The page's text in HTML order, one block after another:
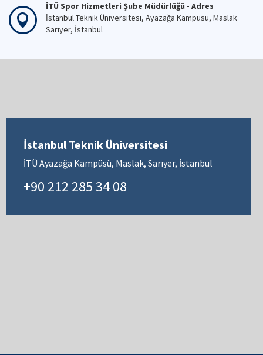
İTÜ Spor Hizmetleri Şube Müdürlüğü - Adres
İstanbul Teknik Üniversitesi, Ayazağa Kampüsü, Maslak
Sarıyer, İstanbul
İstanbul Teknik Üniversitesi
İTÜ Ayazağa Kampüsü, Maslak, Sarıyer, İstanbul
+90 212 285 34 08